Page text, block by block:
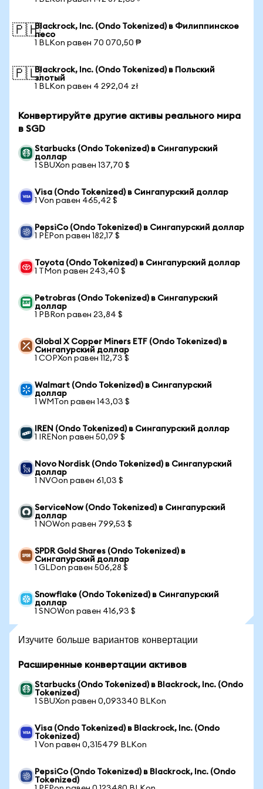
🇵🇭Blackrock, Inc. (Ondo Tokenized) в Филиппинское
песо
1 BLKon равен 70 070,50 ₱
🇵🇱Blackrock, Inc. (Ondo Tokenized) в Польский
злотый
1 BLKon равен 4 292,04 zł
Конвертируйте другие активы реального мира
в SGD
Starbucks (Ondo Tokenized) в Сингапурский
доллар
1 SBUXon равен 137,70 $
Visa (Ondo Tokenized) в Сингапурский доллар
1 Von равен 465,42 $
PepsiCo (Ondo Tokenized) в Сингапурский доллар
1 PEPon равен 182,17 $
Toyota (Ondo Tokenized) в Сингапурский доллар
1 TMon равен 243,40 $
Petrobras (Ondo Tokenized) в Сингапурский
доллар
1 PBRon равен 23,84 $
Global X Copper Miners ETF (Ondo Tokenized) в
Сингапурский доллар
1 COPXon равен 112,73 $
Walmart (Ondo Tokenized) в Сингапурский
доллар
1 WMTon равен 143,03 $
IREN (Ondo Tokenized) в Сингапурский доллар
1 IRENon равен 50,09 $
Novo Nordisk (Ondo Tokenized) в Сингапурский
доллар
1 NVOon равен 61,03 $
ServiceNow (Ondo Tokenized) в Сингапурский
доллар
1 NOWon равен 799,53 $
SPDR Gold Shares (Ondo Tokenized) в
Сингапурский доллар
1 GLDon равен 506,28 $
Snowflake (Ondo Tokenized) в Сингапурский
доллар
1 SNOWon равен 416,93 $
Изучите больше вариантов конвертации
Расширенные конвертации активов
Starbucks (Ondo Tokenized) в Blackrock, Inc. (Ondo
Tokenized)
1 SBUXon равен 0,093340 BLKon
Visa (Ondo Tokenized) в Blackrock, Inc. (Ondo
Tokenized)
1 Von равен 0,315479 BLKon
PepsiCo (Ondo Tokenized) в Blackrock, Inc. (Ondo
Tokenized)